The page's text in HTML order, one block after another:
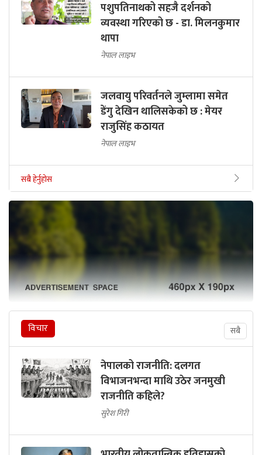
पशुपतिनाथको सहजै दर्शनको
व्यवस्था गरिएको छ - डा. मिलनकुमार
थापा
नेपाल लाइभ
जलवायु परिवर्तनले जुम्लामा समेत
डेंगु देखिन थालिसकेको छ : मेयर
राजुसिंह कठायत
नेपाल लाइभ
सबै हेर्नुहोस
विचार सबै
नेपालको राजनीति: दलगत
विभाजनभन्दा माथि उठेर जनमुखी
राजनीति कहिले?
सुरेश गिरी